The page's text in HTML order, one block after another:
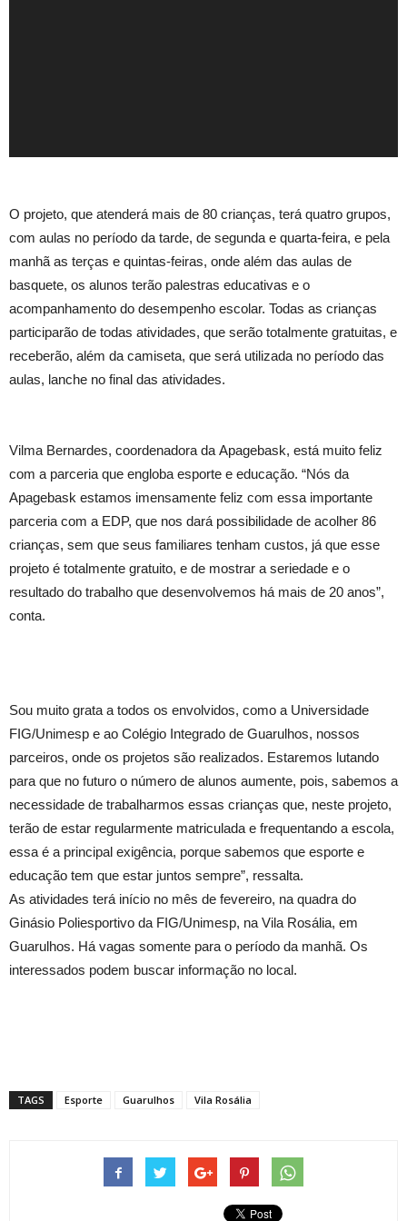
O projeto, que atenderá mais de 80 crianças, terá quatro grupos,
com aulas no período da tarde, de segunda e quarta-feira, e pela
manhã as terças e quintas-feiras, onde além das aulas de
basquete, os alunos terão palestras educativas e o
acompanhamento do desempenho escolar. Todas as crianças
participarão de todas atividades, que serão totalmente gratuitas, e
receberão, além da camiseta, que será utilizada no período das
aulas, lanche no final das atividades.
Vilma Bernardes, coordenadora da Apagebask, está muito feliz
com a parceria que engloba esporte e educação. “Nós da
Apagebask estamos imensamente feliz com essa importante
parceria com a EDP, que nos dará possibilidade de acolher 86
crianças, sem que seus familiares tenham custos, já que esse
projeto é totalmente gratuito, e de mostrar a seriedade e o
resultado do trabalho que desenvolvemos há mais de 20 anos”,
conta.
Sou muito grata a todos os envolvidos, como a Universidade
FIG/Unimesp e ao Colégio Integrado de Guarulhos, nossos
parceiros, onde os projetos são realizados. Estaremos lutando
para que no futuro o número de alunos aumente, pois, sabemos a
necessidade de trabalharmos essas crianças que, neste projeto,
terão de estar regularmente matriculada e frequentando a escola,
essa é a principal exigência, porque sabemos que esporte e
educação tem que estar juntos sempre”, ressalta.
As atividades terá início no mês de fevereiro, na quadra do
Ginásio Poliesportivo da FIG/Unimesp, na Vila Rosália, em
Guarulhos. Há vagas somente para o período da manhã. Os
interessados podem buscar informação no local.
TAGS Esporte Guarulhos Vila Rosália